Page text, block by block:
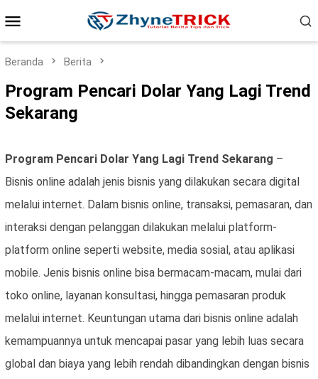
ke
Mobile
Beranda Berita
Program Pencari Dolar Yang Lagi Trend
Sekarang
Program Pencari Dolar Yang Lagi Trend Sekarang –
Bisnis online adalah jenis bisnis yang dilakukan secara digital
melalui internet. Dalam bisnis online, transaksi, pemasaran, dan
interaksi dengan pelanggan dilakukan melalui platform-
platform online seperti website, media sosial, atau aplikasi
mobile. Jenis bisnis online bisa bermacam-macam, mulai dari
toko online, layanan konsultasi, hingga pemasaran produk
melalui internet. Keuntungan utama dari bisnis online adalah
kemampuannya untuk mencapai pasar yang lebih luas secara
global dan biaya yang lebih rendah dibandingkan dengan bisnis